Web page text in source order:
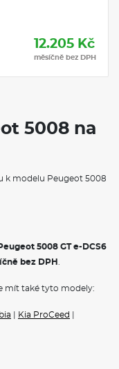
12.205 Kč
měsíčně bez DPH
5008 na
k modelu Peugeot 5008
Peugeot 5008 GT e-DCS6
bez DPH
mít také tyto modely:
Kia ProCeed